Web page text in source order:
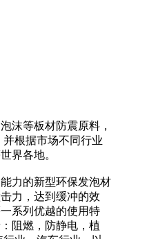
沫等板材防震原料，
根据市场不同行业
界各地。
力的新型环保发泡材
力，达到缓冲的效
系列优越的使用特
阻燃，防静电，植